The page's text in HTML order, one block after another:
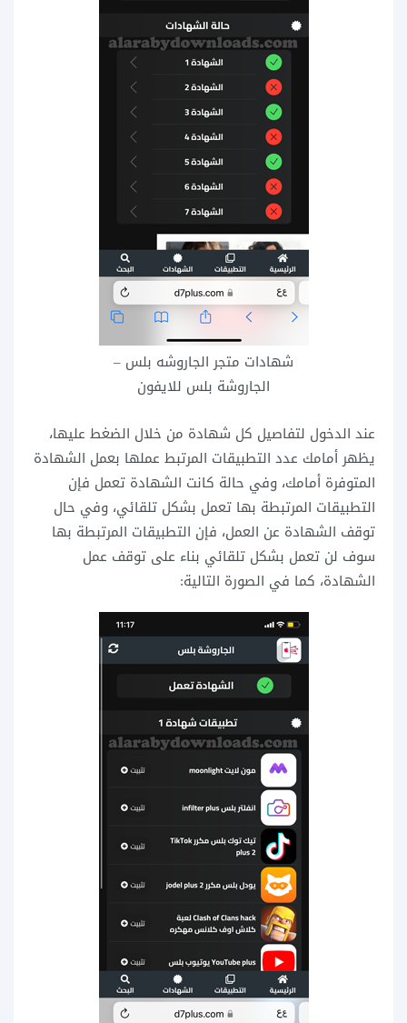
شهادات متجر الجاروشه بلس –
الجاروشة بلس للايفون
عند الدخول لتفاصيل كل شهادة من خلال الضغط عليها،
يظهر أمامك عدد التطبيقات المرتبط عملها بعمل الشهادة
المتوفرة أمامك، وفي حالة كانت الشهادة تعمل فإن
التطبيقات المرتبطة بها تعمل بشكل تلقائي، وفي حال
توقف الشهادة عن العمل، فإن التطبيقات المرتبطة بها
سوف لن تعمل بشكل تلقائي بناء على توقف عمل
الشهادة، كما في الصورة التالية: